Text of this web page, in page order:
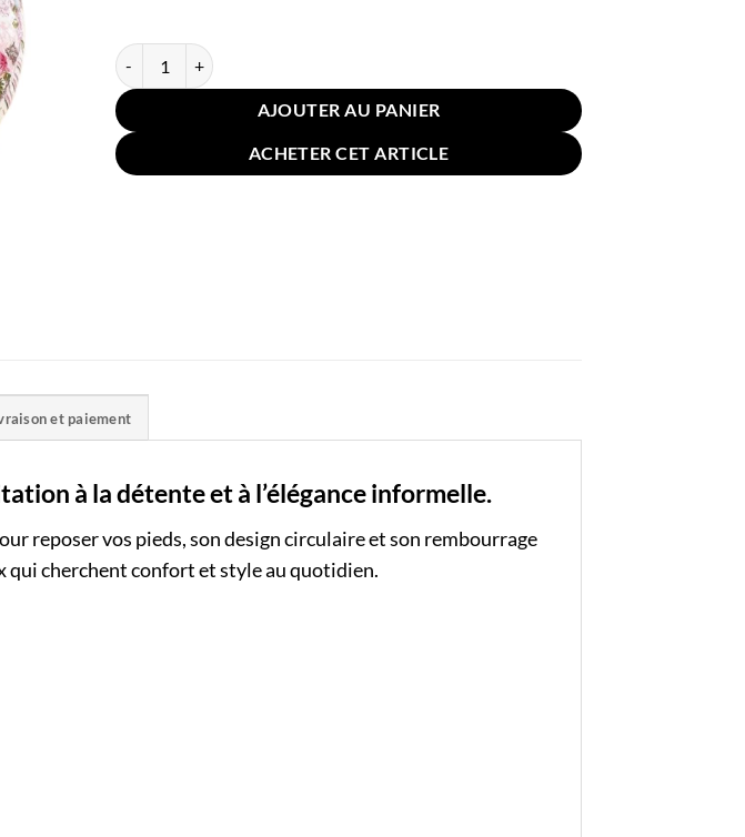
quantité de Coussin Sol Rond 40cm Rose Fleuri
AJOUTER AU PANIER
ACHETER CET ARTICLE
et paiement
à la détente et à l’élégance informelle.
reposer vos pieds, son design circulaire et son rembourrage
qui cherchent confort et style au quotidien.